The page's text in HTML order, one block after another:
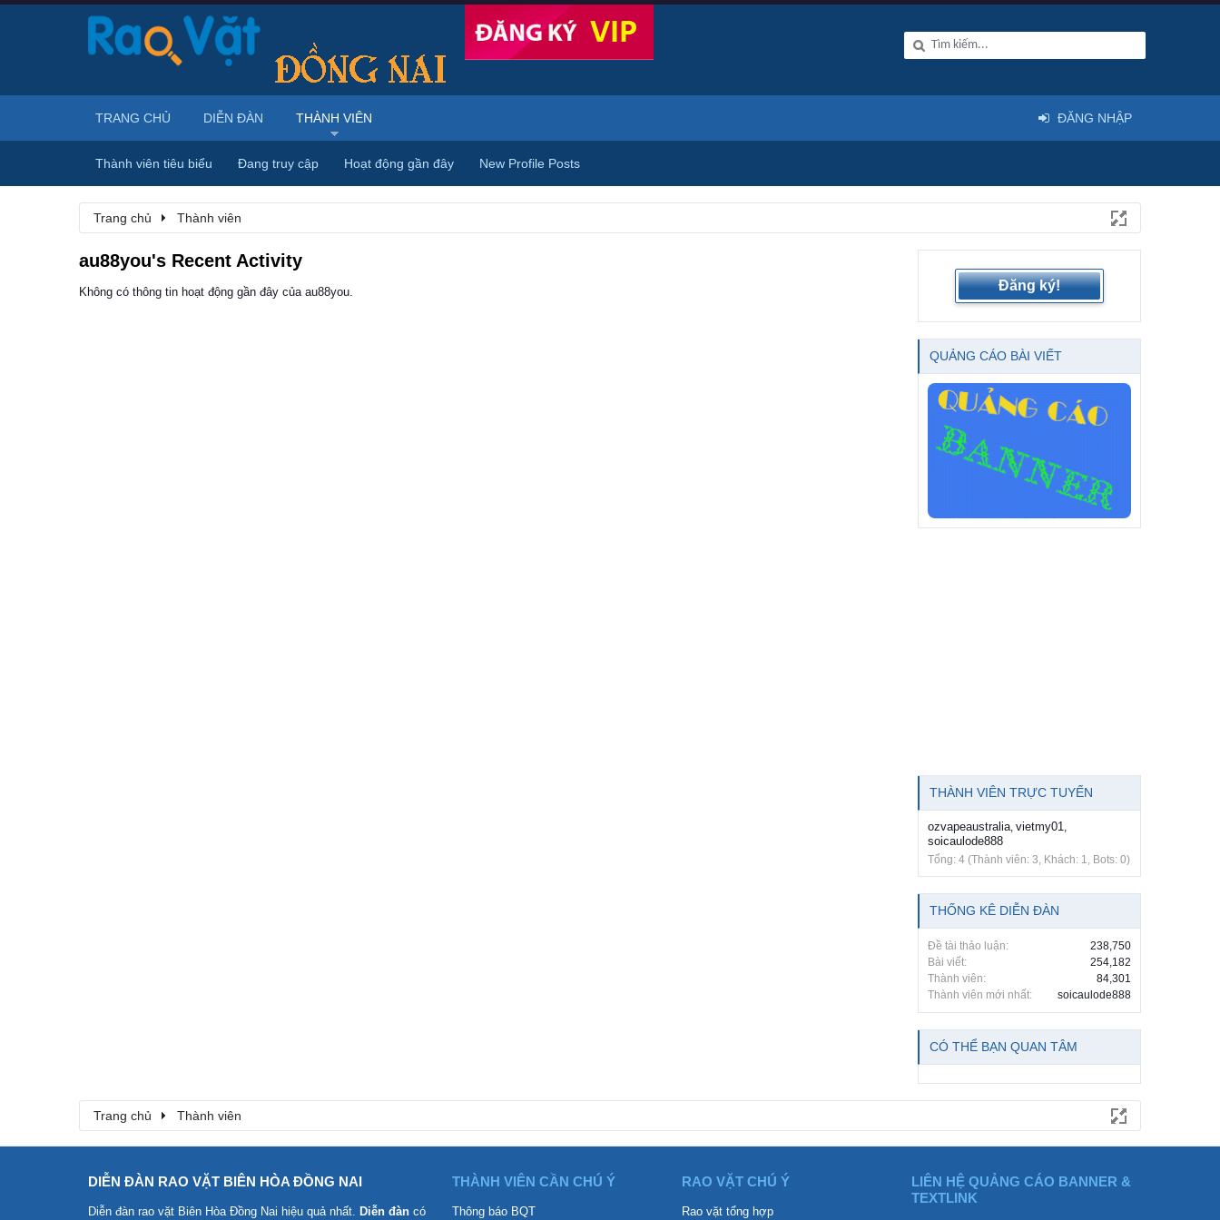
Trang chủ Thành viên
au88you's Recent Activity
Không có thông tin hoạt động gần đây của au88you. Đăng ký!
QUẢNG CÁO BÀI VIẾT
THÀNH VIÊN TRỰC TUYẾN
ozvapeaustralia, vietmy01,
soicaulode888
Tổng: 4 (Thành viên: 3, Khách: 1, Bots: 0)
THỐNG KÊ DIỄN ĐÀN
Đề tài thảo luận:
238,750
Bài viết:
254,182
Thành viên:
84,301
Thành viên mới nhất:
soicaulode888
CÓ THỂ BẠN QUAN TÂM
Trang chủ Thành viên
TRANG CHỦ DIỄN ĐÀN THÀNH VIÊN
Thành viên tiêu biểu Đang truy cập Hoạt động gần đây New Profile Posts
ĐĂNG NHẬP
DIỄN ĐÀN RAO VẶT BIÊN HÒA ĐỒNG NAI
Diễn đàn rao vặt Biên Hòa Đồng Nai hiệu quả nhất. Diễn đàn có
THÀNH VIÊN CẦN CHÚ Ý
Thông báo BQT
RAO VẶT CHÚ Ý
Rao vặt tổng hợp
LIÊN HỆ QUẢNG CÁO BANNER &
TEXTLINK